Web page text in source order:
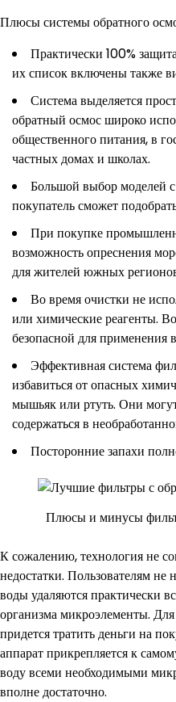
Плюсы системы обратного
Практически 100%
их список включены также
Система выделяется
обратный осмос широко
общественного питания, в
частных домах и школах.
Большой выбор моделей
покупатель сможет
При покупке
возможность опреснения
для жителей южных
Во время очистки не
или химические реагенты.
безопасной для применения
Эффективная система
избавиться от опасных
мышьяк или ртуть. Они
содержаться в
Посторонние запахи
Плюсы и минусы
К сожалению, технология не
недостатки. Пользователям не
воды удаляются практически
организма микроэлементы.
придется тратить деньги на
аппарат прикрепляется к
воду всеми необходимыми
вполне достаточно.